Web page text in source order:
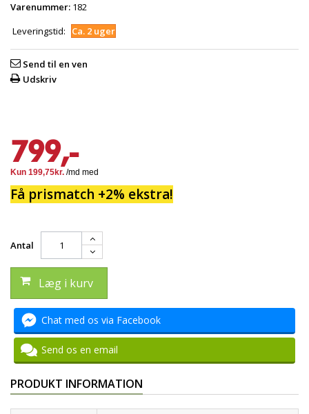
Varenummer: 182
Leveringstid:
Ca. 2 uger
Send til en ven
Udskriv
799,-
Få prismatch +2% ekstra!
Antal
Læg i kurv
Chat med os via Facebook
Send os en email
PRODUKT INFORMATION